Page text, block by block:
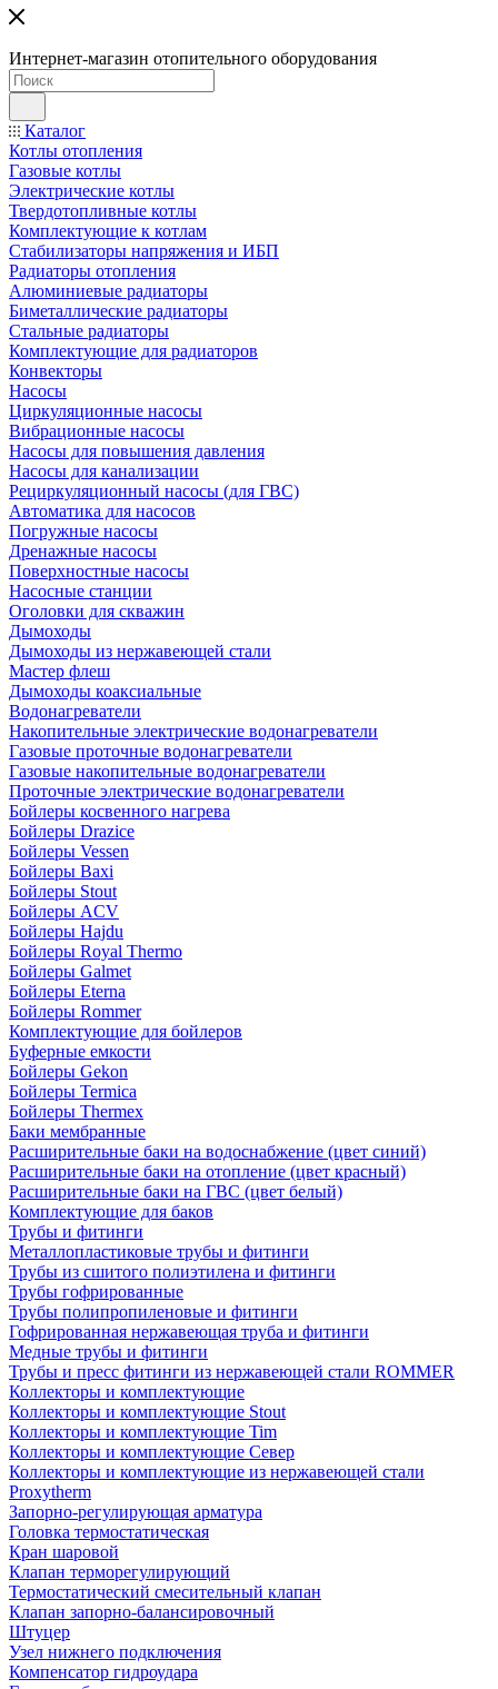
Интернет-магазин отопительного оборудования
Каталог
Котлы отопления
Газовые котлы
Электрические котлы
Твердотопливные котлы
Комплектующие к котлам
Стабилизаторы напряжения и ИБП
Радиаторы отопления
Алюминиевые радиаторы
Биметаллические радиаторы
Стальные радиаторы
Комплектующие для радиаторов
Конвекторы
Насосы
Циркуляционные насосы
Вибрационные насосы
Насосы для повышения давления
Насосы для канализации
Рециркуляционный насосы (для ГВС)
Автоматика для насосов
Погружные насосы
Дренажные насосы
Поверхностные насосы
Насосные станции
Оголовки для скважин
Дымоходы
Дымоходы из нержавеющей стали
Мастер флеш
Дымоходы коаксиальные
Водонагреватели
Накопительные электрические водонагреватели
Газовые проточные водонагреватели
Газовые накопительные водонагреватели
Проточные электрические водонагреватели
Бойлеры косвенного нагрева
Бойлеры Drazice
Бойлеры Vessen
Бойлеры Baxi
Бойлеры Stout
Бойлеры ACV
Бойлеры Hajdu
Бойлеры Royal Thermo
Бойлеры Galmet
Бойлеры Eterna
Бойлеры Rommer
Комплектующие для бойлеров
Буферные емкости
Бойлеры Gekon
Бойлеры Termica
Бойлеры Thermex
Баки мембранные
Расширительные баки на водоснабжение (цвет синий)
Расширительные баки на отопление (цвет красный)
Расширительные баки на ГВС (цвет белый)
Комплектующие для баков
Трубы и фитинги
Металлопластиковые трубы и фитинги
Трубы из сшитого полиэтилена и фитинги
Трубы гофрированные
Трубы полипропиленовые и фитинги
Гофрированная нержавеющая труба и фитинги
Медные трубы и фитинги
Трубы и пресс фитинги из нержавеющей стали ROMMER
Коллекторы и комплектующие
Коллекторы и комплектующие Stout
Коллекторы и комплектующие Tim
Коллекторы и комплектующие Север
Коллекторы и комплектующие из нержавеющей стали
Proxytherm
Запорно-регулирующая арматура
Головка термостатическая
Кран шаровой
Клапан терморегулирующий
Термостатический смесительный клапан
Клапан запорно-балансировочный
Штуцер
Узел нижнего подключения
Компенсатор гидроудара